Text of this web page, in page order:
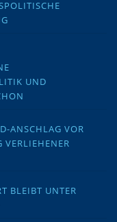
UND
ANSCHLAG VOR
VERLIEHENER
BLEIBT UNTER